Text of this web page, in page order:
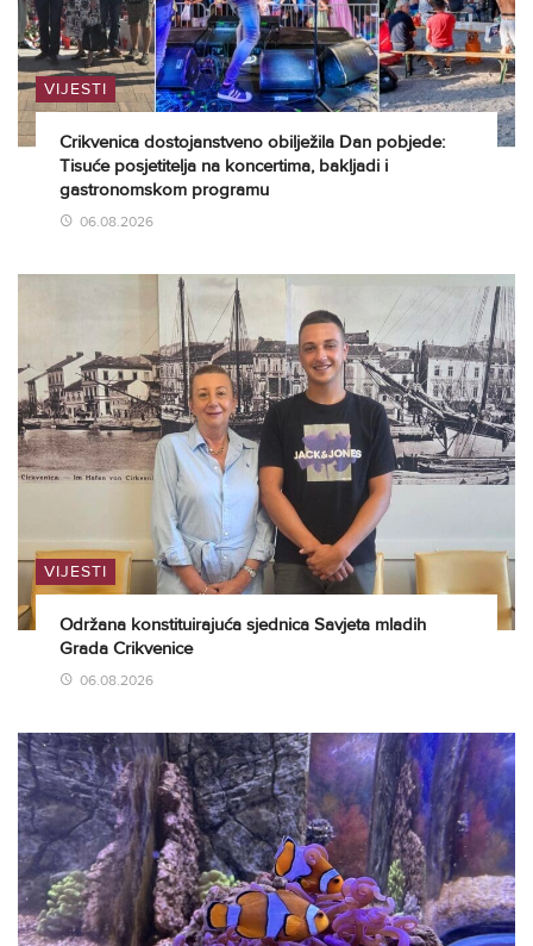
VIJESTI
Crikvenica dostojanstveno obilježila Dan pobjede:
Tisuće posjetitelja na koncertima, bakljadi i
gastronomskom programu
06.08.2026
VIJESTI
Održana konstituirajuća sjednica Savjeta mladih
Grada Crikvenice
06.08.2026